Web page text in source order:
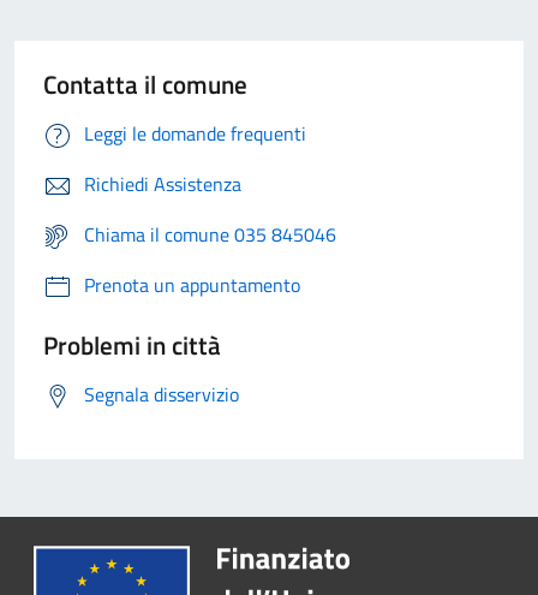
Contatta il comune
Leggi le domande frequenti
Richiedi Assistenza
Chiama il comune 035 845046
Prenota un appuntamento
Problemi in città
Segnala disservizio